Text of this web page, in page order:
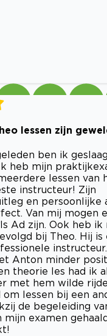
lessen zijn
ben ik
heb mijn
lessen van
instructeur! Zijn
en persoonlijke
Van mij mogen
Ad zijn. Ook heb ik
bij Theo. Hij is
Anton minder
theorie les had ik
met hem wilde
om lessen bij een
de begeleiding
examen